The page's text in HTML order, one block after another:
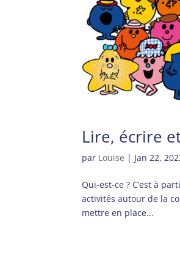
Lire, écrire
par Louise | Jan 22,
Qui-est-ce ? C’est à
activités autour de la
mettre en place...